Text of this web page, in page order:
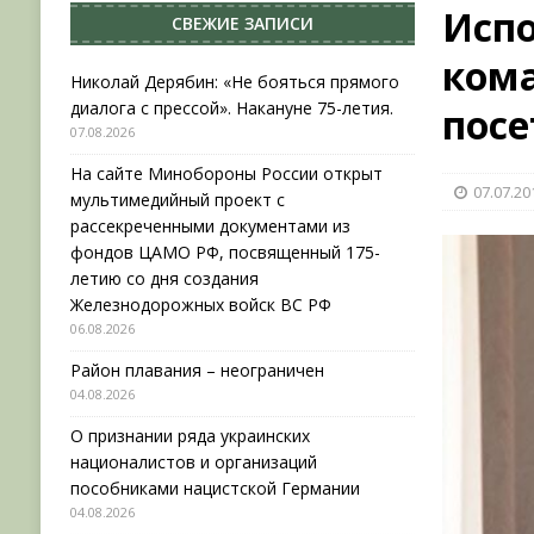
[ 04.08.2026 ] Район плавания – неограничен
[ 04.08.2026 ]
О признании ряда украинских
НОВОСТИ
[ 31.07.2026 ] АВГУСТ В ВОЕННОЙ ИСТОРИИ
[ 07.08.2026 ]
Николай Дерябин: «Не бояться
СВЕЖИЕ ЗАПИСИ
Николай Дерябин: «Не бояться прямого
диалога с прессой». Накануне 75-летия.
07.08.2026
На сайте Минобороны России открыт
мультимедийный проект с
рассекреченными документами из
фондов ЦАМО РФ, посвященный 175-
летию со дня создания
Железнодорожных войск ВС РФ
06.08.2026
Район плавания – неограничен
04.08.2026
О признании ряда украинских
националистов и организаций
пособниками нацистской Германии
04.08.2026